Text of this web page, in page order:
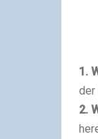
1.
der
2.